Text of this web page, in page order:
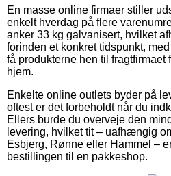
En masse online firmaer stiller
enkelt hverdag på flere
anker 33 kg galvanisert, hvilket
forinden et konkret tidspunkt,
få produkterne hen til fragtfirmaet
hjem.
Enkelte online outlets byder på
oftest er det forbeholdt når du
Ellers burde du overveje den
levering, hvilket tit – uafhængig
Esbjerg, Rønne eller Hammel –
bestillingen til en pakkeshop.